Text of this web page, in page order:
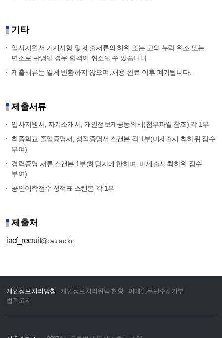
기타
입사지원서 기재사항 및 제출서류의 허위 또는 고의 누락 위조 또는
변조로 판명될 경우 합격이 취소될 수 있습니다.
제출서류는 일체 반환하지 않으며, 채용 완료 이후 폐기됩니다.
제출서류
입사지원서, 자기소개서, 개인정보제공동의서(첨부파일 참조) 각 1부
최종학교 졸업증명서, 성적증명서 스캔본 각 1부(미제출시 최하위 점수
부여)
경력증명 서류 스캔본 1부(해당자에 한하며, 미제출시 최하위 점수
부여)
공인어학점수 성적표 스캔본 각 1부
제출처
iacf_recruit@cau.ac.kr
개인정보처리방침 개인정보처리위탁 현황
이메일무단수집거부
법적고지